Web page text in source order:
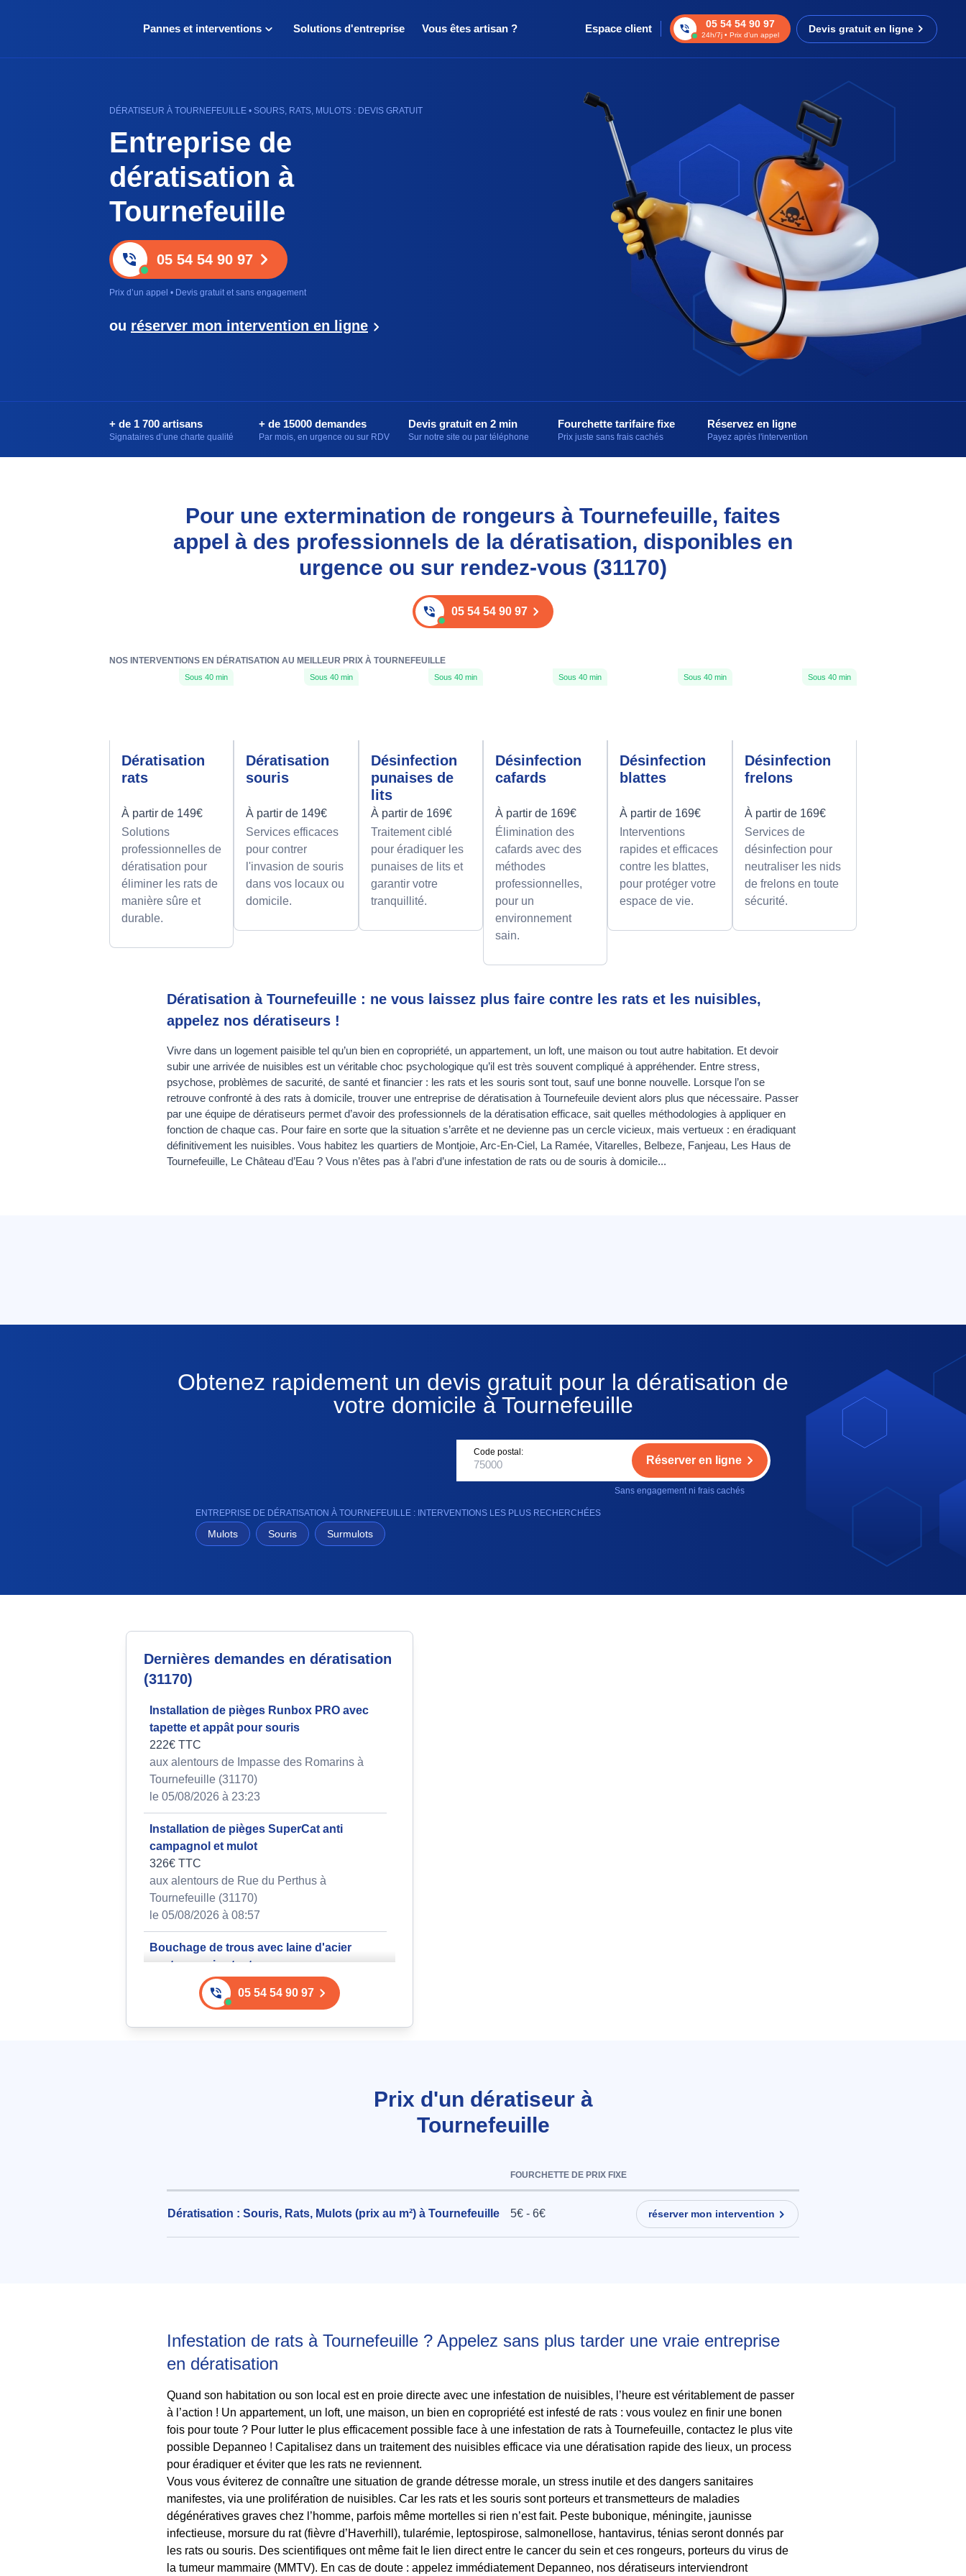
Pannes et interventions Solutions d'entreprise Vous êtes artisan ? Espace client 05 54 54 90 97
24h/7j • Prix d’un appel
Devis gratuit en ligne
DÉRATISEUR À TOURNEFEUILLE • SOURS, RATS, MULOTS : DEVIS GRATUIT
Entreprise de
dératisation à
Tournefeuille
05 54 54 90 97
Prix d’un appel • Devis gratuit et sans engagement
ou réserver mon intervention en ligne
+ de 1 700 artisans
Signataires d’une charte qualité
+ de 15000 demandes
Par mois, en urgence ou sur RDV
Devis gratuit en 2 min
Sur notre site ou par téléphone
Fourchette tarifaire fixe
Prix juste sans frais cachés
Réservez en ligne
Payez après l'intervention
Pour une extermination de rongeurs à Tournefeuille, faites
appel à des professionnels de la dératisation, disponibles en
urgence ou sur rendez-vous (31170)
05 54 54 90 97
NOS INTERVENTIONS EN DÉRATISATION AU MEILLEUR PRIX À TOURNEFEUILLE
Sous 40 min
Dératisation
rats
À partir de 149€
Solutions
professionnelles de
dératisation pour
éliminer les rats de
manière sûre et
durable.
Sous 40 min
Dératisation
souris
À partir de 149€
Services efficaces
pour contrer
l'invasion de souris
dans vos locaux ou
domicile.
Sous 40 min
Désinfection
punaises de
lits
À partir de 169€
Traitement ciblé
pour éradiquer les
punaises de lits et
garantir votre
tranquillité.
Sous 40 min
Désinfection
cafards
À partir de 169€
Élimination des
cafards avec des
méthodes
professionnelles,
pour un
environnement
sain.
Sous 40 min
Désinfection
blattes
À partir de 169€
Interventions
rapides et efficaces
contre les blattes,
pour protéger votre
espace de vie.
Sous 40 min
Désinfection
frelons
À partir de 169€
Services de
désinfection pour
neutraliser les nids
de frelons en toute
sécurité.
Dératisation à Tournefeuille : ne vous laissez plus faire contre les rats et les nuisibles,
appelez nos dératiseurs !
Vivre dans un logement paisible tel qu’un bien en copropriété, un appartement, un loft, une maison ou tout autre habitation. Et devoir
subir une arrivée de nuisibles est un véritable choc psychologique qu’il est très souvent compliqué à appréhender. Entre stress,
psychose, problèmes de sacurité, de santé et financier : les rats et les souris sont tout, sauf une bonne nouvelle. Lorsque l’on se
retrouve confronté à des rats à domicile, trouver une entreprise de dératisation à Tournefeuile devient alors plus que nécessaire. Passer
par une équipe de dératiseurs permet d’avoir des professionnels de la dératisation efficace, sait quelles méthodologies à appliquer en
fonction de chaque cas. Pour faire en sorte que la situation s’arrête et ne devienne pas un cercle vicieux, mais vertueux : en éradiquant
définitivement les nuisibles. Vous habitez les quartiers de Montjoie, Arc-En-Ciel, La Ramée, Vitarelles, Belbeze, Fanjeau, Les Haus de
Tournefeuille, Le Château d’Eau ? Vous n’êtes pas à l’abri d’une infestation de rats ou de souris à domicile...
Obtenez rapidement un devis gratuit pour la dératisation de
votre domicile à Tournefeuille
Code postal:
Réserver en ligne
Sans engagement ni frais cachés
ENTREPRISE DE DÉRATISATION À TOURNEFEUILLE : INTERVENTIONS LES PLUS RECHERCHÉES
Mulots Souris Surmulots
Dernières demandes en dératisation
(31170)
Installation de pièges Runbox PRO avec
tapette et appât pour souris
222€ TTC
aux alentours de Impasse des Romarins à
Tournefeuille (31170)
le 05/08/2026 à 23:23
Installation de pièges SuperCat anti
campagnol et mulot
326€ TTC
aux alentours de Rue du Perthus à
Tournefeuille (31170)
le 05/08/2026 à 08:57
Bouchage de trous avec laine d'acier
contre souris et rats
aux alentours de Rue des Roitelets à
180€ TTC
aux alentours de Chemin des Carnières à
384€ TTC
aux alentours de Rue René Magritte à
Tournefeuille (31170)
le 03/08/2026 à 17:26
05 54 54 90 97
Prix d'un dératiseur à
Tournefeuille
FOURCHETTE DE PRIX FIXE
Dératisation : Souris, Rats, Mulots (prix au m²) à Tournefeuille 5€ - 6€ réserver mon intervention
Infestation de rats à Tournefeuille ? Appelez sans plus tarder une vraie entreprise
en dératisation
Quand son habitation ou son local est en proie directe avec une infestation de nuisibles, l’heure est véritablement de passer
à l’action ! Un appartement, un loft, une maison, un bien en copropriété est infesté de rats : vous voulez en finir une bonen
fois pour toute ? Pour lutter le plus efficacement possible face à une infestation de rats à Tournefeuille, contactez le plus vite
possible Depanneo ! Capitalisez dans un traitement des nuisibles efficace via une dératisation rapide des lieux, un process
pour éradiquer et éviter que les rats ne reviennent.
Vous vous éviterez de connaître une situation de grande détresse morale, un stress inutile et des dangers sanitaires
manifestes, via une prolifération de nuisibles. Car les rats et les souris sont porteurs et transmetteurs de maladies
dégénératives graves chez l’homme, parfois même mortelles si rien n’est fait. Peste bubonique, méningite, jaunisse
infectieuse, morsure du rat (fièvre d’Haverhill), tularémie, leptospirose, salmonellose, hantavirus, ténias seront donnés par
les rats ou souris. Des scientifiques ont même fait le lien direct entre le cancer du sein et ces rongeurs, porteurs du virus de
la tumeur mammaire (MMTV). En cas de doute : appelez immédiatement Depanneo, nos dératiseurs interviendront